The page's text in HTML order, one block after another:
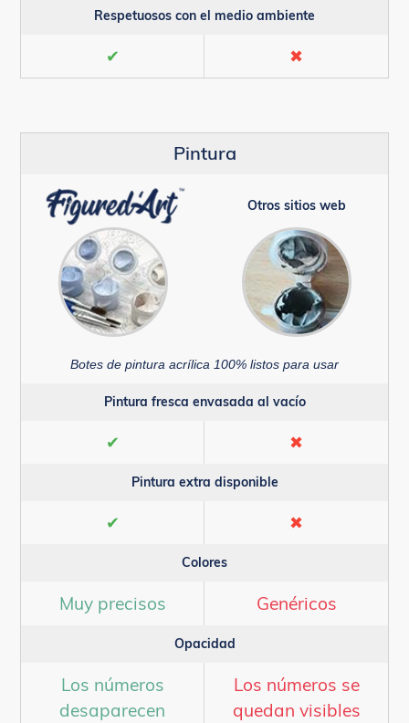
Respetuosos con el medio ambiente
✔ ✖
Pintura
Otros sitios web
Botes de pintura acrílica 100% listos para usar
Pintura fresca envasada al vacío
✔ ✖
Pintura extra disponible
✔ ✖
Colores
Muy precisos Genéricos
Opacidad
Los números
desaparecen
Los números se
quedan visibles